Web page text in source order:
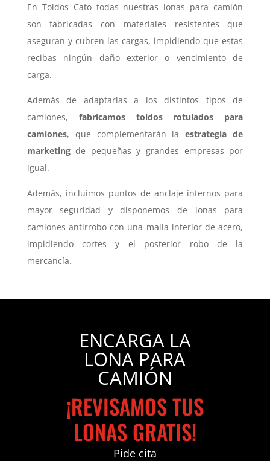
En Toldos Cato todas nuestras lonas para camión
son fabricadas con materiales resistentes que
aseguran y cubren las cargas, impidiendo que estas
recibas ningún daño exterior o vencimiento de
carga.
Además de adaptarlas a los distintos tipos de
camiones, fabricamos toldos rotulados para
camiones, que complementarán laestrategia de
marketingde pequeñas y grandes empresas por
igual.
Además, incluimos puntos de anclaje internos para
mayor seguridad y disponemos de lonas para
camiones antirrobo con una malla interior de acero,
impidiendo cortes y el posterior robo de la
mercancía.
ENCARGA LA
LONA PARA
CAMIÓN
¡REVISAMOS TUS
LONAS GRATIS!
Pide cita